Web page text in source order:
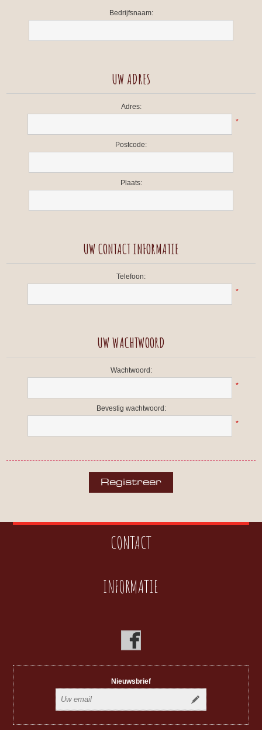
Bedrijfsnaam:
UW ADRES
Adres:
*
Postcode:
Plaats:
UW CONTACT INFORMATIE
Telefoon:
*
UW WACHTWOORD
Wachtwoord:
*
Bevestig wachtwoord:
*
CONTACT
INFORMATIE
Nieuwsbrief